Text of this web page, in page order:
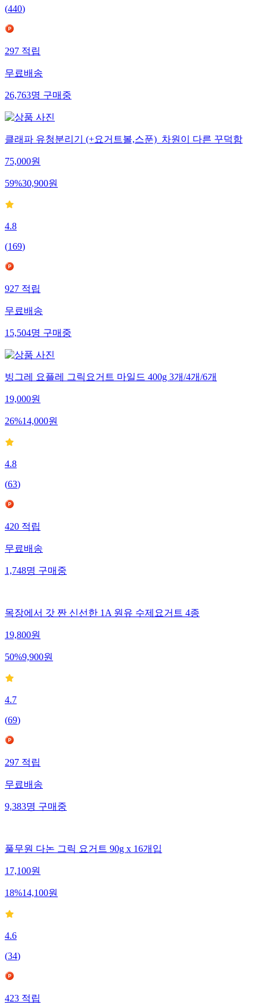
(440)
297적립
무료배송
26,763명구매중
클래파 유청분리기 (+요거트볼,스푼)_차원이 다른 꾸덕함
75,000원
59%30,900원
4.8
(169)
927적립
무료배송
15,504명구매중
빙그레 요플레 그릭요거트 마일드 400g 3개/4개/6개
19,000원
26%14,000원
4.8
(63)
420적립
무료배송
1,748명구매중
목장에서 갓 짠 신선한 1A 원유 수제요거트 4종
19,800원
50%9,900원
4.7
(69)
297적립
무료배송
9,383명구매중
풀무원 다논 그릭 요거트 90g x 16개입
17,100원
18%14,100원
4.6
(34)
423적립